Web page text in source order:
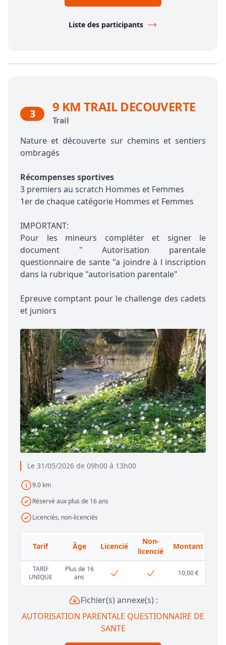
Liste des participants
Le 31/05/2026 de 09h00 à 13h00
9.0 km
Réservé aux plus de 16 ans
Licenciés, non-licenciés
3 9 KM TRAIL DECOUVERTE
Trail
Nature et découverte sur chemins et sentiers
ombragés
Récompenses sportives
3 premiers au scratch Hommes et Femmes
1er de chaque catégorie Hommes et Femmes
IMPORTANT:
Pour les mineurs compléter et signer le
document " Autorisation parentale
questionnaire de sante "a joindre à l inscription
dans la rubrique "autorisation parentale"
Epreuve comptant pour le challenge des cadets
et juniors
Tarif Âge Licencié
Non-
licencié
Montant
TARIF
UNIQUE
Plus de 16
ans
10,00 €
Fichier(s) annexe(s) :
AUTORISATION PARENTALE QUESTIONNAIRE DE
SANTE